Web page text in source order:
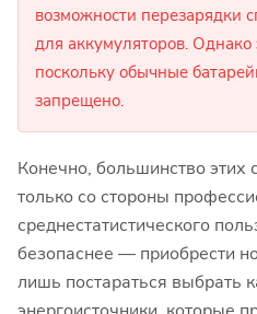
возможности перезарядки
для аккумуляторов. Однако
поскольку обычные
запрещено.
Конечно, большинство этих
только со стороны
среднестатистического
безопаснее — приобрести
лишь постараться выбрать